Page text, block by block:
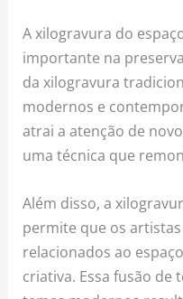
A xilogravura do
importante na
da xilogravura
modernos e
atrai a atenção de
uma técnica que
Além disso, a
permite que os
relacionados ao
criativa. Essa fusão de